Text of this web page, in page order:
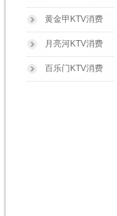
黄金甲KTV消费
月亮河KTV消费
百乐门KTV消费